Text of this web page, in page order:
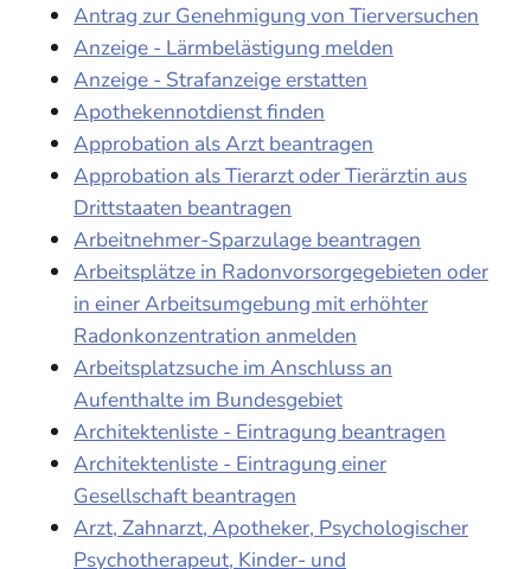
Antrag zur Genehmigung von Tierversuchen
Anzeige - Lärmbelästigung melden
Anzeige - Strafanzeige erstatten
Apothekennotdienst finden
Approbation als Arzt beantragen
Approbation als Tierarzt oder Tierärztin aus
Drittstaaten beantragen
Arbeitnehmer-Sparzulage beantragen
Arbeitsplätze in Radonvorsorgegebieten oder
in einer Arbeitsumgebung mit erhöhter
Radonkonzentration anmelden
Arbeitsplatzsuche im Anschluss an
Aufenthalte im Bundesgebiet
Architektenliste - Eintragung beantragen
Architektenliste - Eintragung einer
Gesellschaft beantragen
Arzt, Zahnarzt, Apotheker, Psychologischer
Psychotherapeut, Kinder- und